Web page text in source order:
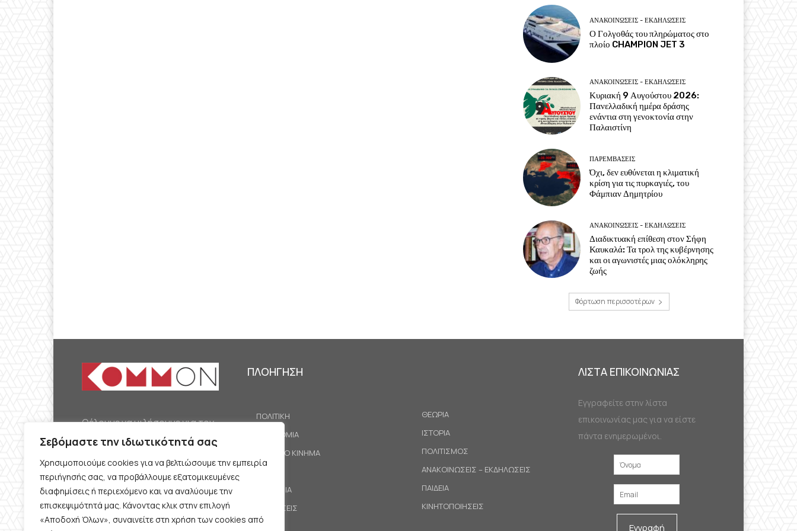
Σεβόμαστε την ιδιωτικότητά σας
Χρησιμοποιούμε cookies για να βελτιώσουμε την εμπειρία
περιήγησής σας, να προβάλλουμε εξατομικευμένες
διαφημίσεις ή περιεχόμενο και να αναλύουμε την
επισκεψιμότητά μας. Κάνοντας κλικ στην επιλογή
«Αποδοχή Όλων», συναινείτε στη χρήση των cookies από
ΑΝΑΚΟΙΝΩΣΕΙΣ - ΕΚΔΗΛΩΣΕΙΣ
Ο Γολγοθάς του πληρώματος στο
πλοίο CHAMPION JET 3
ΑΝΑΚΟΙΝΩΣΕΙΣ - ΕΚΔΗΛΩΣΕΙΣ
Κυριακή 9 Αυγούστου 2026:
Πανελλαδική ημέρα δράσης
ενάντια στη γενοκτονία στην
Παλαιστίνη
ΠΑΡΕΜΒΑΣΕΙΣ
Όχι, δεν ευθύνεται η κλιματική
κρίση για τις πυρκαγιές, του
Φάμπιαν Δημητρίου
ΑΝΑΚΟΙΝΩΣΕΙΣ - ΕΚΔΗΛΩΣΕΙΣ
Διαδικτυακή επίθεση στον Σήφη
Καυκαλά: Τα τρολ της κυβέρνησης
και οι αγωνιστές μιας ολόκληρης
ζωής
Φόρτωση περισσοτέρων
Θέλουμε να μιλήσουμε για τον
κομμουνισμό της εποχής μας,
την αναγκαία αλλά όχι
δεδομένη προοπτική.
Θέλουμε να μιλήσουμε
ταυτόχρονα για την
καθημερινή επιβίωση και τον
ΠΛΟΗΓΗΣΗ
ΠΟΛΙΤΙΚΗ
ΟΙΚΟΝΟΜΙΑ
ΕΡΓΑΤΙΚΟ ΚΙΝΗΜΑ
ΚΟΙΝΩΝΙΑ
ΠΡΟΤΑΣΕΙΣ
ΘΕΩΡΙΑ
ΙΣΤΟΡΙΑ
ΠΟΛΙΤΙΣΜΟΣ
ΑΝΑΚΟΙΝΩΣΕΙΣ – ΕΚΔΗΛΩΣΕΙΣ
ΠΑΙΔΕΙΑ
ΚΙΝΗΤΟΠΟΙΗΣΕΙΣ
ΛΙΣΤΑ ΕΠΙΚΟΙΝΩΝΙΑΣ
Εγγραφείτε στην λίστα
επικοινωνίας μας για να είστε
πάντα ενημερωμένοι.
Εγγραφή